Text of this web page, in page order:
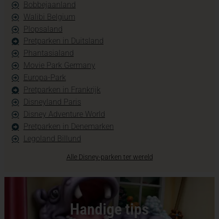
Bobbejaanland
Walibi Belgium
Plopsaland
Pretparken in Duitsland
Phantasialand
Movie Park Germany
Europa-Park
Pretparken in Frankrijk
Disneyland Paris
Disney Adventure World
Pretparken in Denemarken
Legoland Billund
Alle Disney-parken ter wereld
Handige tips